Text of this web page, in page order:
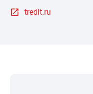
tredit.ru